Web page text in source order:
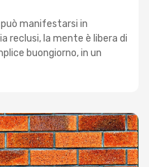
manifestarsi in
reclusi, la mente è libera di
buongiorno, in un